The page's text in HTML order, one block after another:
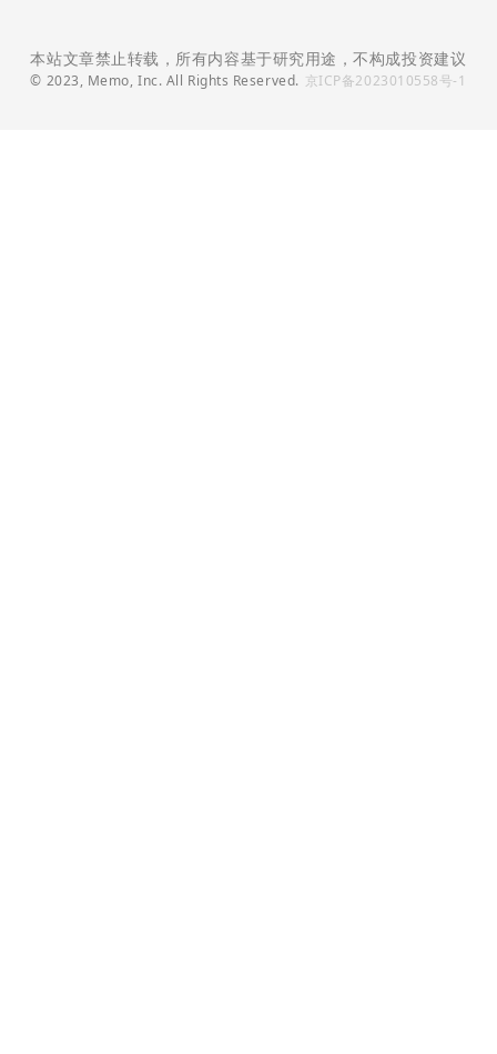
本站文章禁止转载，所有内容基于研究用途，不构成投资建议
© 2023, Memo, Inc. All Rights Reserved. 京ICP备2023010558号-1